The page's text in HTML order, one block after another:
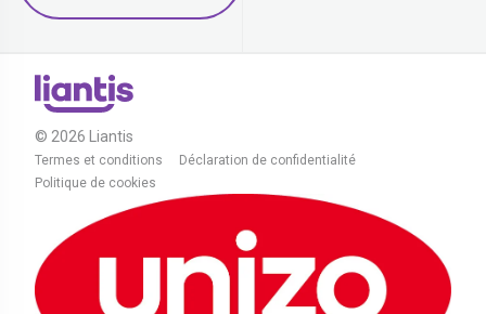
© 2026 Liantis
Termes et conditions
Déclaration de confidentialité
Politique de cookies